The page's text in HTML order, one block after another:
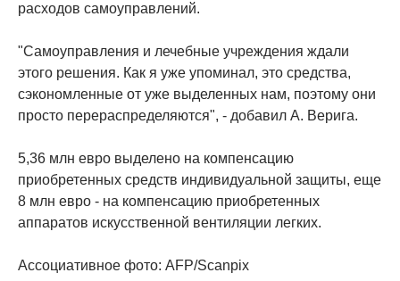
расходов самоуправлений.
"Самоуправления и лечебные учреждения ждали
этого решения. Как я уже упоминал, это средства,
сэкономленные от уже выделенных нам, поэтому они
просто перераспределяются", - добавил А. Верига.
5,36 млн евро выделено на компенсацию
приобретенных средств индивидуальной защиты, еще
8 млн евро - на компенсацию приобретенных
аппаратов искусственной вентиляции легких.
Ассоциативное фото: AFP/Scanpix